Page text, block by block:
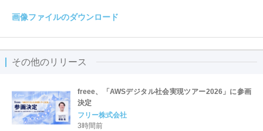
画像ファイルのダウンロード
その他のリリース
freee、「AWSデジタル社会実現ツアー2026」に参画
決定
フリー株式会社
3時間前